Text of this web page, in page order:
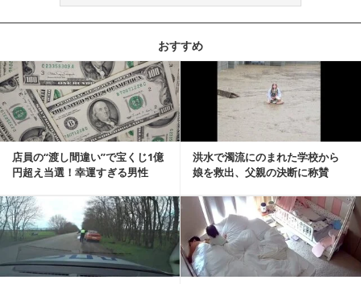
おすすめ
店員の“渡し間違い”で宝くじ1億
円超え当選！幸運すぎる男性
洪水で濁流にのまれた学校から
娘を救出、父親の決断に称賛
記事を読む
記事を読む